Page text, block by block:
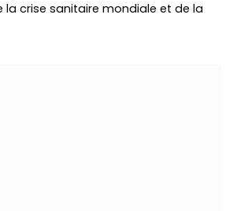
la crise sanitaire mondiale et de la